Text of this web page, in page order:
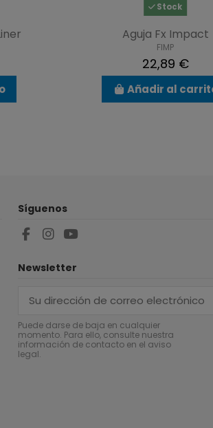
Stock
Aguja Fx Impact
FIMP
22,89 €
Añadir al
Síguenos
Newsletter
Puede darse de baja en cualquier
momento. Para ello, consulte nuestra
información de contacto en el aviso
legal.